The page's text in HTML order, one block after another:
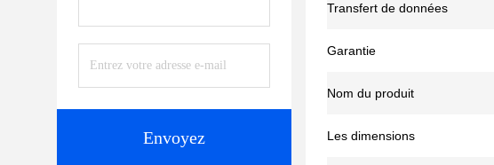
Envoyez
Transfert de données
Garantie
Nom du produit
Les dimensions